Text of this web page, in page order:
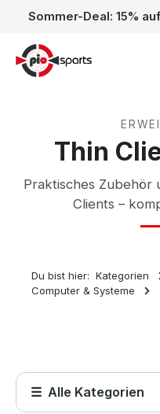
Zum Hauptinhalt springen
Thin
Praktisches Zubehör
Clients –
Du bist hier: Kategorien
Computer & Systeme
☰ Alle Kategorien